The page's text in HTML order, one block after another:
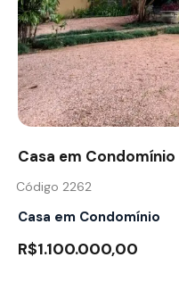
Casa em
Código 2262
Casa em Condomínio
R$1.100.000,00